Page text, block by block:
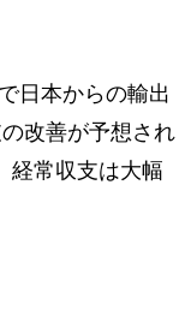
日本からの輸出
改善が予想され
経常収支は大幅